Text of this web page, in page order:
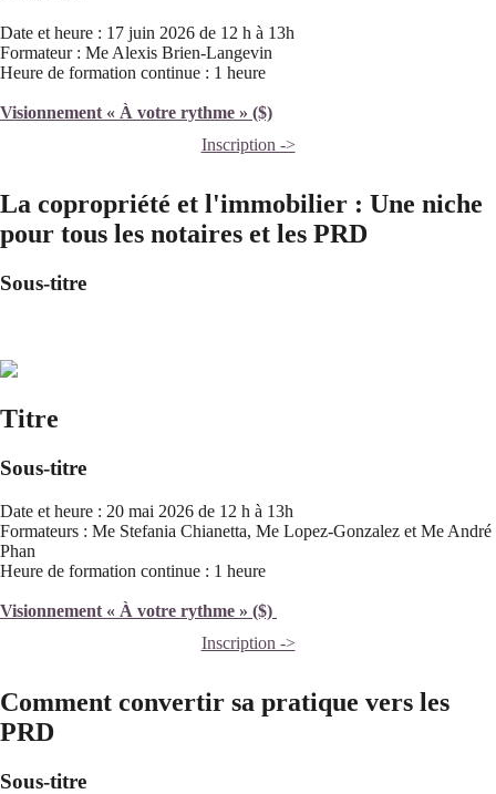
Date et heure : 17 juin 2026 de 12 h à 13h
Formateur : Me Alexis Brien-Langevin
Heure de formation continue : 1 heure
Visionnement « À votre rythme » ($)
Inscription ->
La copropriété et l'immobilier : Une niche
pour tous les notaires et les PRD
Sous-titre
Titre
Sous-titre
Date et heure : 20 mai 2026 de 12 h à 13h
Formateurs : Me Stefania Chianetta, Me Lopez-Gonzalez et Me André
Phan
Heure de formation continue : 1 heure
Visionnement « À votre rythme » ($)
Inscription ->
Comment convertir sa pratique vers les
PRD
Sous-titre